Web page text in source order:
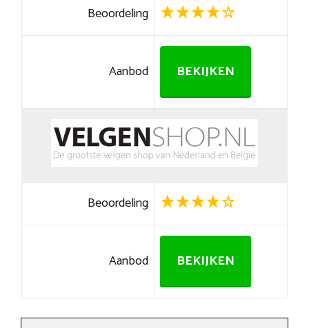
Beoordeling
Aanbod BEKIJKEN
Beoordeling
Aanbod BEKIJKEN